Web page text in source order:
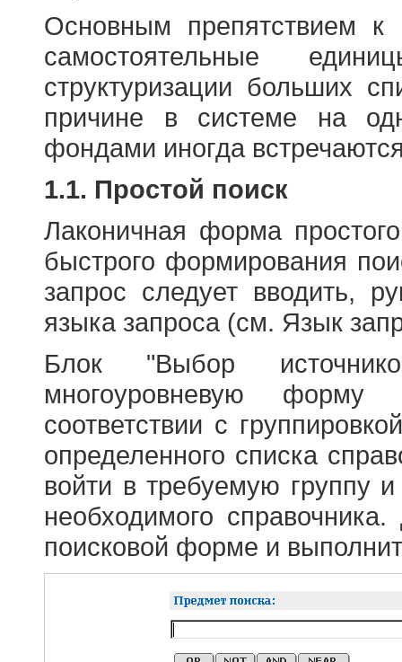
Основным препятствием
самостоятельные
структуризации больших
причине в системе на
фондами иногда
1.1. Простой поиск
Лаконичная форма
быстрого формирования
запрос следует вводить,
языка запроса (см. Язык
Блок "Выбор
многоуровневую форму
соответствии с
определенного списка
войти в требуемую группу и
необходимого
поисковой форме и